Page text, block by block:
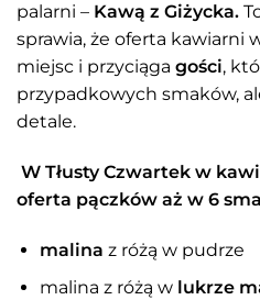
palarni – Kawą z Giżycka.
sprawia, że oferta kawiarni
miejsc i przyciąga gości,
przypadkowych smaków,
detale.
W Tłusty Czwartek w
oferta pączków aż w 6
malina z różą w pudrze
malina z różą w lukrze